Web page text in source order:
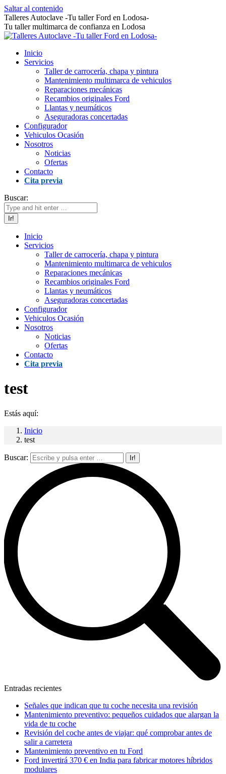
Saltar al contenido
Talleres Autoclave -Tu taller Ford en Lodosa-
Tu taller multimarca de confianza en Lodosa
Inicio
Servicios
Taller de carrocería, chapa y pintura
Mantenimiento multimarca de vehiculos
Reparaciones mecánicas
Recambios originales Ford
Llantas y neumáticos
Aseguradoras concertadas
Configurador
Vehiculos Ocasión
Nosotros
Noticias
Ofertas
Contacto
Cita previa
Buscar:
Inicio
Servicios
Taller de carrocería, chapa y pintura
Mantenimiento multimarca de vehiculos
Reparaciones mecánicas
Recambios originales Ford
Llantas y neumáticos
Aseguradoras concertadas
Configurador
Vehiculos Ocasión
Nosotros
Noticias
Ofertas
Contacto
Cita previa
test
Estás aquí:
Inicio
test
Buscar:
Entradas recientes
Señales que indican que tu coche necesita una revisión
Mantenimiento preventivo: pequeños cuidados que alargan la
vida de tu coche
Revisión del coche antes de viajar: qué comprobar antes de
salir a carretera
Mantenimiento preventivo en tu Ford
Ford invertirá 370 € en India para fabricar motores híbridos
modulares